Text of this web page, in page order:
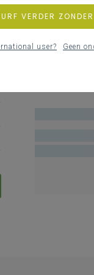
VERDER
user? Geen